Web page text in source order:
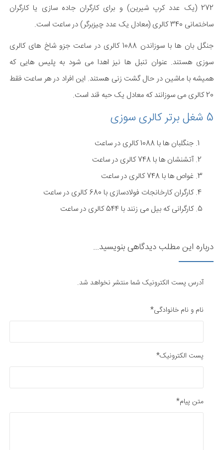
272 (یک عدد کرپ شیرین) و برای کارگران جاده سازی یا کارگران
ساختمانی 340 کالری (معادل یک عدد چیزبرگر) در ساعت است.
جنگل بان ها با سوزاندن 1088 کالری در ساعت جزو شاخ های کالری
سوزی هستند. عنوان تنبل ها نیز اهدا می شود به پلیس هایی که
همیشه با ماشین در حال گشت زنی هستند. این افراد در هر ساعت فقط
20 کالری می سوزانند که معادل یک حبه قند است.
5 شغل برتر کالری سوزی
جنگلبان ها با 1088 کالری در ساعت
آتشنشان ها با 748 کالری در ساعت
غواص ها با 748 کالری در ساعت
کارگران کارخانجات فولادسازی با 680 کالری در ساعت
کارگرانی که بیل می زنند با 544 کالری در ساعت
درباره این مطلب دیدگاهی بنویسید...
آدرس پست الکترونیک شما منتشر نخواهد شد.
نام و نام خانوادگی*
پست الکترونیک*
متن پیام*